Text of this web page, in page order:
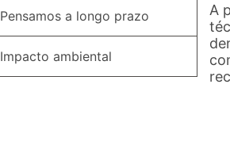
Pensamos a longo prazo
Impacto ambiental
A